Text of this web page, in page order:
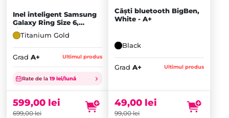
Inel inteligent Samsung
Galaxy Ring Size 6,
Titanium Gold - A+
Titanium Gold
Grad A+ Ultimul produs
Rate de la 19 lei/lună
699,00lei
Prețul
inițial
fost:
699,00 lei.
599,00 lei
Prețul
este:
599,00 lei.
Căști bluetooth BigBen,
White - A+
Black
Grad A+ Ultimul produs
99,00lei
Prețul
fost:
99,00 lei.
49,00 lei
este:
49,00 lei.